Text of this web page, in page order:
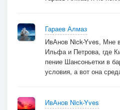
Гараев Алмаз
ИвАнов Nick-Yves, Мне
Ильфа и Петрова, где
пение Шансоньетки в
условия, а вот она
ИвАнов Nick-Yves